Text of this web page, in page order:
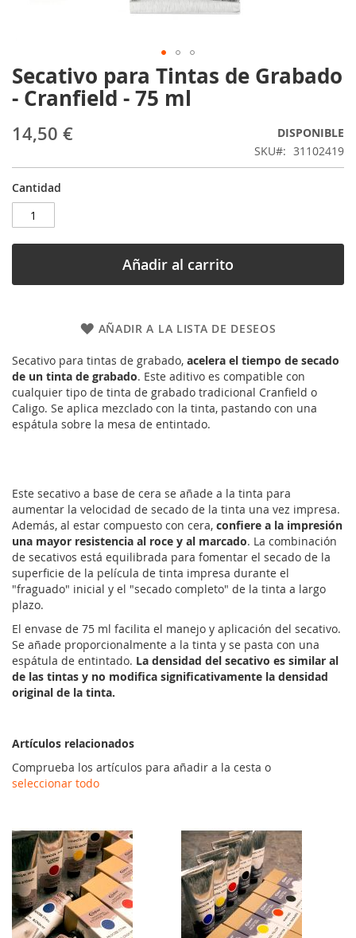
Secativo para Tintas de Grabado
- Cranfield - 75 ml
14,50 €
DISPONIBLE
SKU
31102419
Cantidad
Añadir al carrito
AÑADIR A LA LISTA DE DESEOS
Secativo para tintas de grabado, acelera el tiempo de secado
de un tinta de grabado. Este aditivo es compatible con
cualquier tipo de tinta de grabado tradicional Cranfield o
Caligo. Se aplica mezclado con la tinta, pastando con una
espátula sobre la mesa de entintado.
Saltar
al
comienzo
la
de
imágenes
Este secativo a base de cera se añade a la tinta para
aumentar la velocidad de secado de la tinta una vez impresa.
Además, al estar compuesto con cera, confiere a la impresión
una mayor resistencia al roce y al marcado. La combinación
de secativos está equilibrada para fomentar el secado de la
superficie de la película de tinta impresa durante el
"fraguado" inicial y el "secado completo" de la tinta a largo
plazo.
El envase de 75 ml facilita el manejo y aplicación del secativo.
Se añade proporcionalmente a la tinta y se pasta con una
espátula de entintado. La densidad del secativo es similar al
de las tintas y no modifica significativamente la densidad
original de la tinta.
Artículos relacionados
Comprueba los artículos para añadir a la cesta o
seleccionar todo